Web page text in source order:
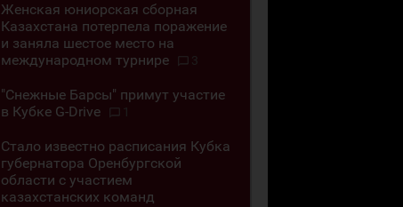
Женская юниорская сборная
Казахстана потерпела поражение
и заняла шестое место на
международном турнире
3
"Снежные Барсы" примут участие
в Кубке G-Drive
1
Стало известно расписания Кубка
губернатора Оренбургской
области с участием
казахстанских команд